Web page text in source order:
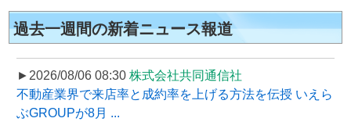
過去一週間の新着ニュース報道
►2026/08/06 08:30 株式会社共同通信社
不動産業界で来店率と成約率を上げる方法を伝授 いえら
ぶGROUPが8月 ...